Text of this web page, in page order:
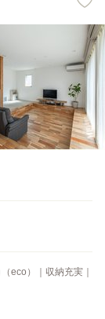
eco）｜収納充実｜